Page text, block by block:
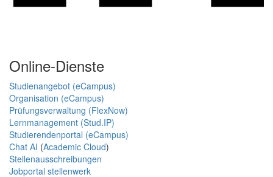
Online-Dienste
Studienangebot (eCampus)
Organisation (eCampus)
Prüfungsverwaltung (FlexNow)
Lernmanagement (Stud.IP)
Studierendenportal (eCampus)
Chat AI (Academic Cloud)
Stellenausschreibungen
Jobportal stellenwerk